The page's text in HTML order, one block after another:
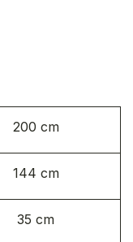
200 cm
144 cm
35 cm